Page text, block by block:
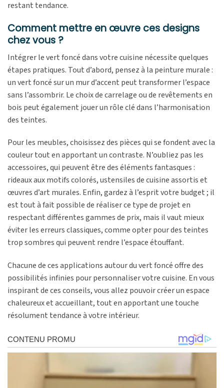
restant tendance.
Comment mettre en œuvre ces designs
chez vous ?
Intégrer le vert foncé dans votre cuisine nécessite quelques
étapes pratiques. Tout d’abord, pensez à la peinture murale :
un vert foncé sur un mur d’accent peut transformer l’espace
sans l’assombrir. Le choix de carrelage ou de revêtements en
bois peut également jouer un rôle clé dans l’harmonisation
des teintes.
Pour les meubles, choisissez des pièces qui se fondent avec la
couleur tout en apportant un contraste. N’oubliez pas les
accessoires, qui peuvent être des éléments fantasques :
rideaux aux motifs colorés, ustensiles de cuisine assortis et
œuvres d’art murales. Enfin, gardez à l’esprit votre budget ; il
est tout à fait possible de réaliser ce type de projet en
respectant différentes gammes de prix, mais il vaut mieux
éviter les erreurs classiques, comme opter pour des teintes
trop sombres qui peuvent rendre l’espace étouffant.
Chacune de ces applications autour du vert foncé offre des
possibilités infinies pour personnaliser votre cuisine. En vous
inspirant de ces conseils, vous allez pouvoir créer un espace
chaleureux et accueillant, tout en apportant une touche
résolument tendance à votre intérieur.